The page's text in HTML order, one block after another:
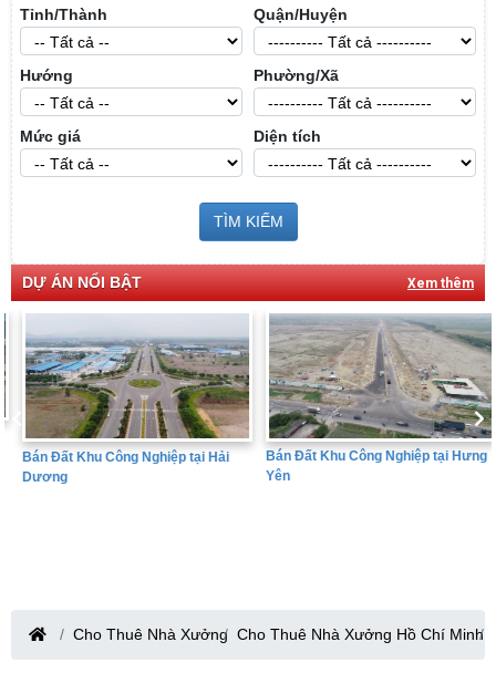
Tỉnh/Thành Quận/Huyện
Hướng Phường/Xã
Mức giá Diện tích
TÌM KIẾM
DỰ ÁN NỔI BẬT Xem thêm
Bán Đất Khu Công Nghiệp tại Hải
Dương
Bán Đất Khu Công Nghiệp tại Hưng
Yên
Cho Thuê Nhà Xưởng Cho Thuê Nhà Xưởng Hồ Chí Minh